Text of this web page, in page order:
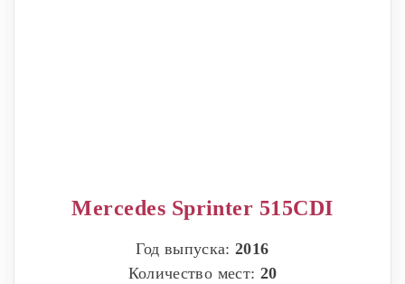
Mercedes Sprinter 515CDI
Год выпуска:2016
Количество мест: 20